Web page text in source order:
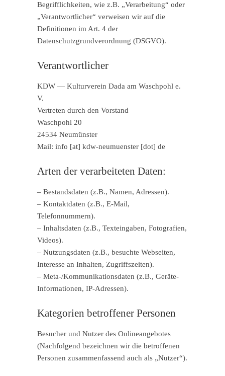
Begrifflichkeiten, wie z.B. „Verarbeitung“ oder
„Verantwortlicher“ verweisen wir auf die
Definitionen im Art. 4 der
Datenschutzgrundverordnung (DSGVO).
Verantwortlicher
KDW — Kulturverein Dada am Waschpohl e.
V.
Vertreten durch den Vorstand
Waschpohl 20
24534 Neumünster
Mail: info [at] kdw-neumuenster [dot] de
Arten der verarbeiteten Daten:
– Bestandsdaten (z.B., Namen, Adressen).
– Kontaktdaten (z.B., E-Mail,
Telefonnummern).
– Inhaltsdaten (z.B., Texteingaben, Fotografien,
Videos).
– Nutzungsdaten (z.B., besuchte Webseiten,
Interesse an Inhalten, Zugriffszeiten).
– Meta-/Kommunikationsdaten (z.B., Geräte-
Informationen, IP-Adressen).
Kategorien betroffener Personen
Besucher und Nutzer des Onlineangebotes
(Nachfolgend bezeichnen wir die betroffenen
Personen zusammenfassend auch als „Nutzer“).